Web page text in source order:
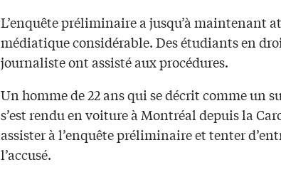
L’enquête préliminaire a jusqu’à maintenant
médiatique considérable. Des étudiants en
journaliste ont assisté aux procédures.
Un homme de 22 ans qui se décrit comme un
s’est rendu en voiture à Montréal depuis la
assister à l’enquête préliminaire et tenter
l’accusé.